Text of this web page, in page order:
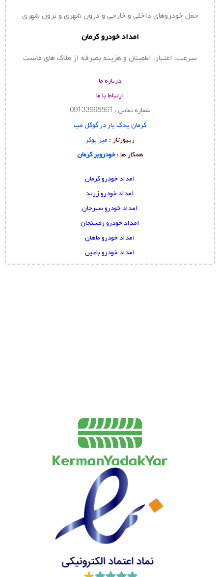
حمل خودروهای داخلی و خارجی و درون شهری و برون شهری
امداد خودرو کرمان
سرعت، اعتبار، اطمینان و هزینه بصرفه از ملاک های ماست
درباره ما
ارتباط با ما
شماره تماس : 09133968861
کرمان یدک یار در گوگل مپ
ریپورتاژ : میز پوکر
همکار ها :خودروبر کرمان
امداد خودرو کرمان
امداد خودرو زرند
امداد خودرو سیرجان
امداد خودرو رفسنجان
امداد خودرو ماهان
امداد خودرو باغین